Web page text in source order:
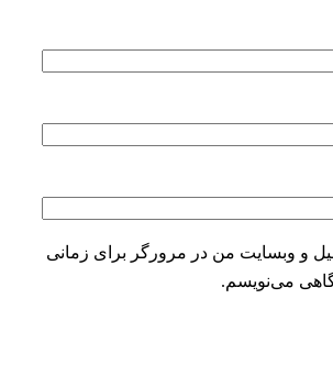
و وبسایت من در مرورگر برای زمانی
می‌نویسم.